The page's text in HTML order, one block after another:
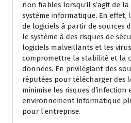
non fiables lorsqu’il s’agit de
système informatique. En effet,
de logiciels à partir de sources
le système à des risques de
logiciels malveillants et les
compromettre la stabilité et la
données. En privilégiant des
réputées pour télécharger des
minimise les risques
environnement informatique
pour l’entreprise.